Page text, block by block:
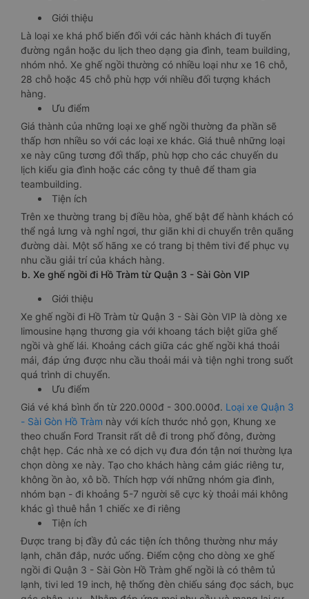
Giới thiệu
Là loại xe khá phổ biến đối với các hành khách đi tuyến
đường ngắn hoặc du lịch theo dạng gia đình, team building,
nhóm nhỏ. Xe ghế ngồi thường có nhiều loại như xe 16 chỗ,
28 chỗ hoặc 45 chỗ phù hợp với nhiều đối tượng khách
hàng.
Ưu điểm
Giá thành của những loại xe ghế ngồi thường đa phần sẽ
thấp hơn nhiều so với các loại xe khác. Giá thuê những loại
xe này cũng tương đối thấp, phù hợp cho các chuyến du
lịch kiểu gia đình hoặc các công ty thuê để tham gia
teambuilding.
Tiện ích
Trên xe thường trang bị điều hòa, ghế bật để hành khách có
thể ngả lưng và nghỉ ngơi, thư giãn khi di chuyển trên quãng
đường dài. Một số hãng xe có trang bị thêm tivi để phục vụ
nhu cầu giải trí của khách hàng.
b. Xe ghế ngồi đi Hồ Tràm từ Quận 3 - Sài Gòn VIP
Giới thiệu
Xe ghế ngồi đi Hồ Tràm từ Quận 3 - Sài Gòn VIP là dòng xe
limousine hạng thương gia với khoang tách biệt giữa ghế
ngồi và ghế lái. Khoảng cách giữa các ghế ngồi khá thoải
mái, đáp ứng được nhu cầu thoải mái và tiện nghi trong suốt
quá trình di chuyển.
Ưu điểm
Giá vé khá bình ổn từ 220.000đ - 300.000đ. Loại xe Quận 3
- Sài Gòn Hồ Tràm này với kích thước nhỏ gọn, Khung xe
theo chuẩn Ford Transit rất dễ đi trong phố đông, đường
chật hẹp. Các nhà xe có dịch vụ đưa đón tận nơi thường lựa
chọn dòng xe này. Tạo cho khách hàng cảm giác riêng tư,
không ồn ào, xô bồ. Thích hợp với những nhóm gia đình,
nhóm bạn - đi khoảng 5-7 người sẽ cực kỳ thoải mái không
khác gì thuê hẳn 1 chiếc xe đi riêng
Tiện ích
Được trang bị đầy đủ các tiện ích thông thường như máy
lạnh, chăn đắp, nước uống. Điểm cộng cho dòng xe ghế
ngồi đi Quận 3 - Sài Gòn Hồ Tràm ghế ngồi là có thêm tủ
lạnh, tivi led 19 inch, hệ thống đèn chiếu sáng đọc sách, bục